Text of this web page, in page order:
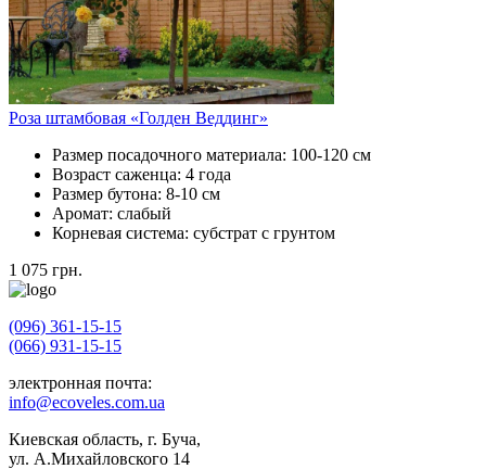
Роза штамбовая «Голден Веддинг»
Размер посадочного материала: 100-120 см
Возраст саженца: 4 года
Размер бутона: 8-10 см
Аромат: слабый
Корневая система: субстрат с грунтом
1 075 грн.
(096) 361-15-15
(066) 931-15-15
электронная почта:
info@ecoveles.com.ua
Киевская область, г. Буча,
ул. А.Михайловского 14